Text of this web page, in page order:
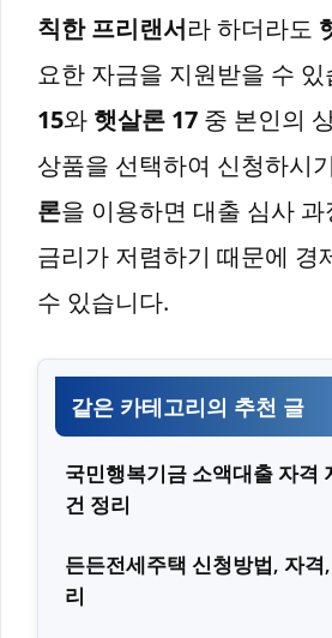
칙한 프리랜서라 하더라도
요한 자금을 지원받을 수 있
15와 햇살론 17 중 본인의
상품을 선택하여 신청하시
론을 이용하면 대출 심사
금리가 저렴하기 때문에 경
수 있습니다.
같은 카테고리의 추천 글
국민행복기금 소액대출 자격
건 정리
든든전세주택 신청방법, 자격
리